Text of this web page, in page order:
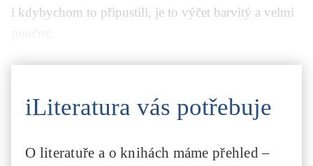
i kdybychom to připustili, je to výčet barvitý a velmi
iLiteratura vás potřebuje
O literatuře a o knihách máme přehled –